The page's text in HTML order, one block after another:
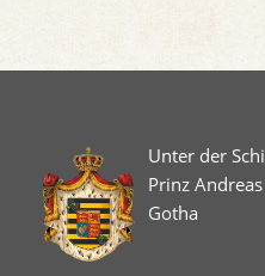
Unter der
Prinz
Gotha